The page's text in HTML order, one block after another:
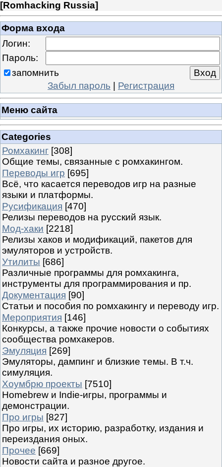
[Romhacking Russia]
Форма входа
Логин:
Пароль:
запомнить
Забыл пароль | Регистрация
Меню сайта
Categories
Ромхакинг [308]
Общие темы, связанные с ромхакингом.
Переводы игр [695]
Всё, что касается переводов игр на разные
языки и платформы.
Русификация [470]
Релизы переводов на русский язык.
Мод-хаки [2218]
Релизы хаков и модификаций, пакетов для
эмуляторов и устройств.
Утилиты [686]
Различные программы для ромхакинга,
инструменты для программирования и пр.
Документация [90]
Статьи и пособия по ромхакингу и переводу игр.
Мероприятия [146]
Конкурсы, а также прочие новости о событиях
сообщества ромхакеров.
Эмуляция [269]
Эмуляторы, дампинг и близкие темы. В т.ч.
симуляция.
Хоумбрю проекты [7510]
Homebrew и Indie-игры, программы и
демонстрации.
Про игры [827]
Про игры, их историю, разработку, издания и
переиздания оных.
Прочее [669]
Новости сайта и разное другое.